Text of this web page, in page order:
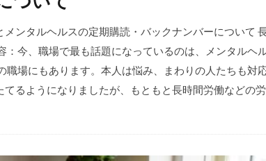
ンタルヘルスの定期購読・バックナンバーについて
：今、職場で最も話題になっているのは、メンタルヘ
職場にもあります。本人は悩み、まわりの人たちも対
るようになりましたが、もともと長時間労働などの